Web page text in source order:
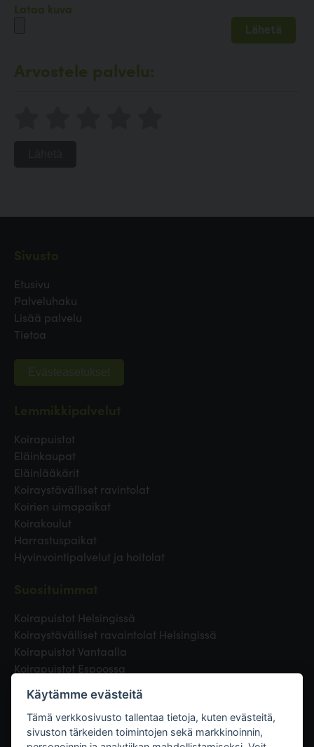
Lataa kuva
Arvostele palvelu:
Etusivu
Palveluhaku
Lisää palvelu
Tietoa
Evästeasetukset
Koirapuistot
Eläinkaupat
Eläinlääkärit
Koiraystävälliset ravintolat
Koirien uimapaikat
Koirakoulut
Harrastuspaikat
Hyvinvointipalvelut ja hoitolat
Koirapuistot Helsingissä
Koiraystävälliset ravaintolat Helsingissä
Koirapuistot Vantaalla
Koirapuistot Espoossa
Eläinlääkäri Helsingissä
Koirapuistot Tampereella
Käytämme evästeitä
Tämä verkkosivusto tallentaa tietoja, kuten evästeitä,
sivuston tärkeiden toimintojen sekä markkinoinnin,